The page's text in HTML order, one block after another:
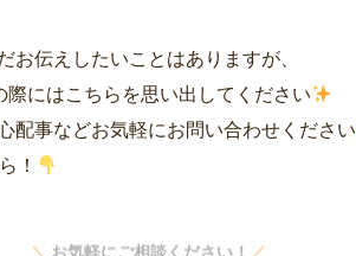
お伝えしたいことはありますが、
にはこちらを思い出してください
配事などお気軽にお問い合わせください
！
＼ お気軽にご相談ください！ ／